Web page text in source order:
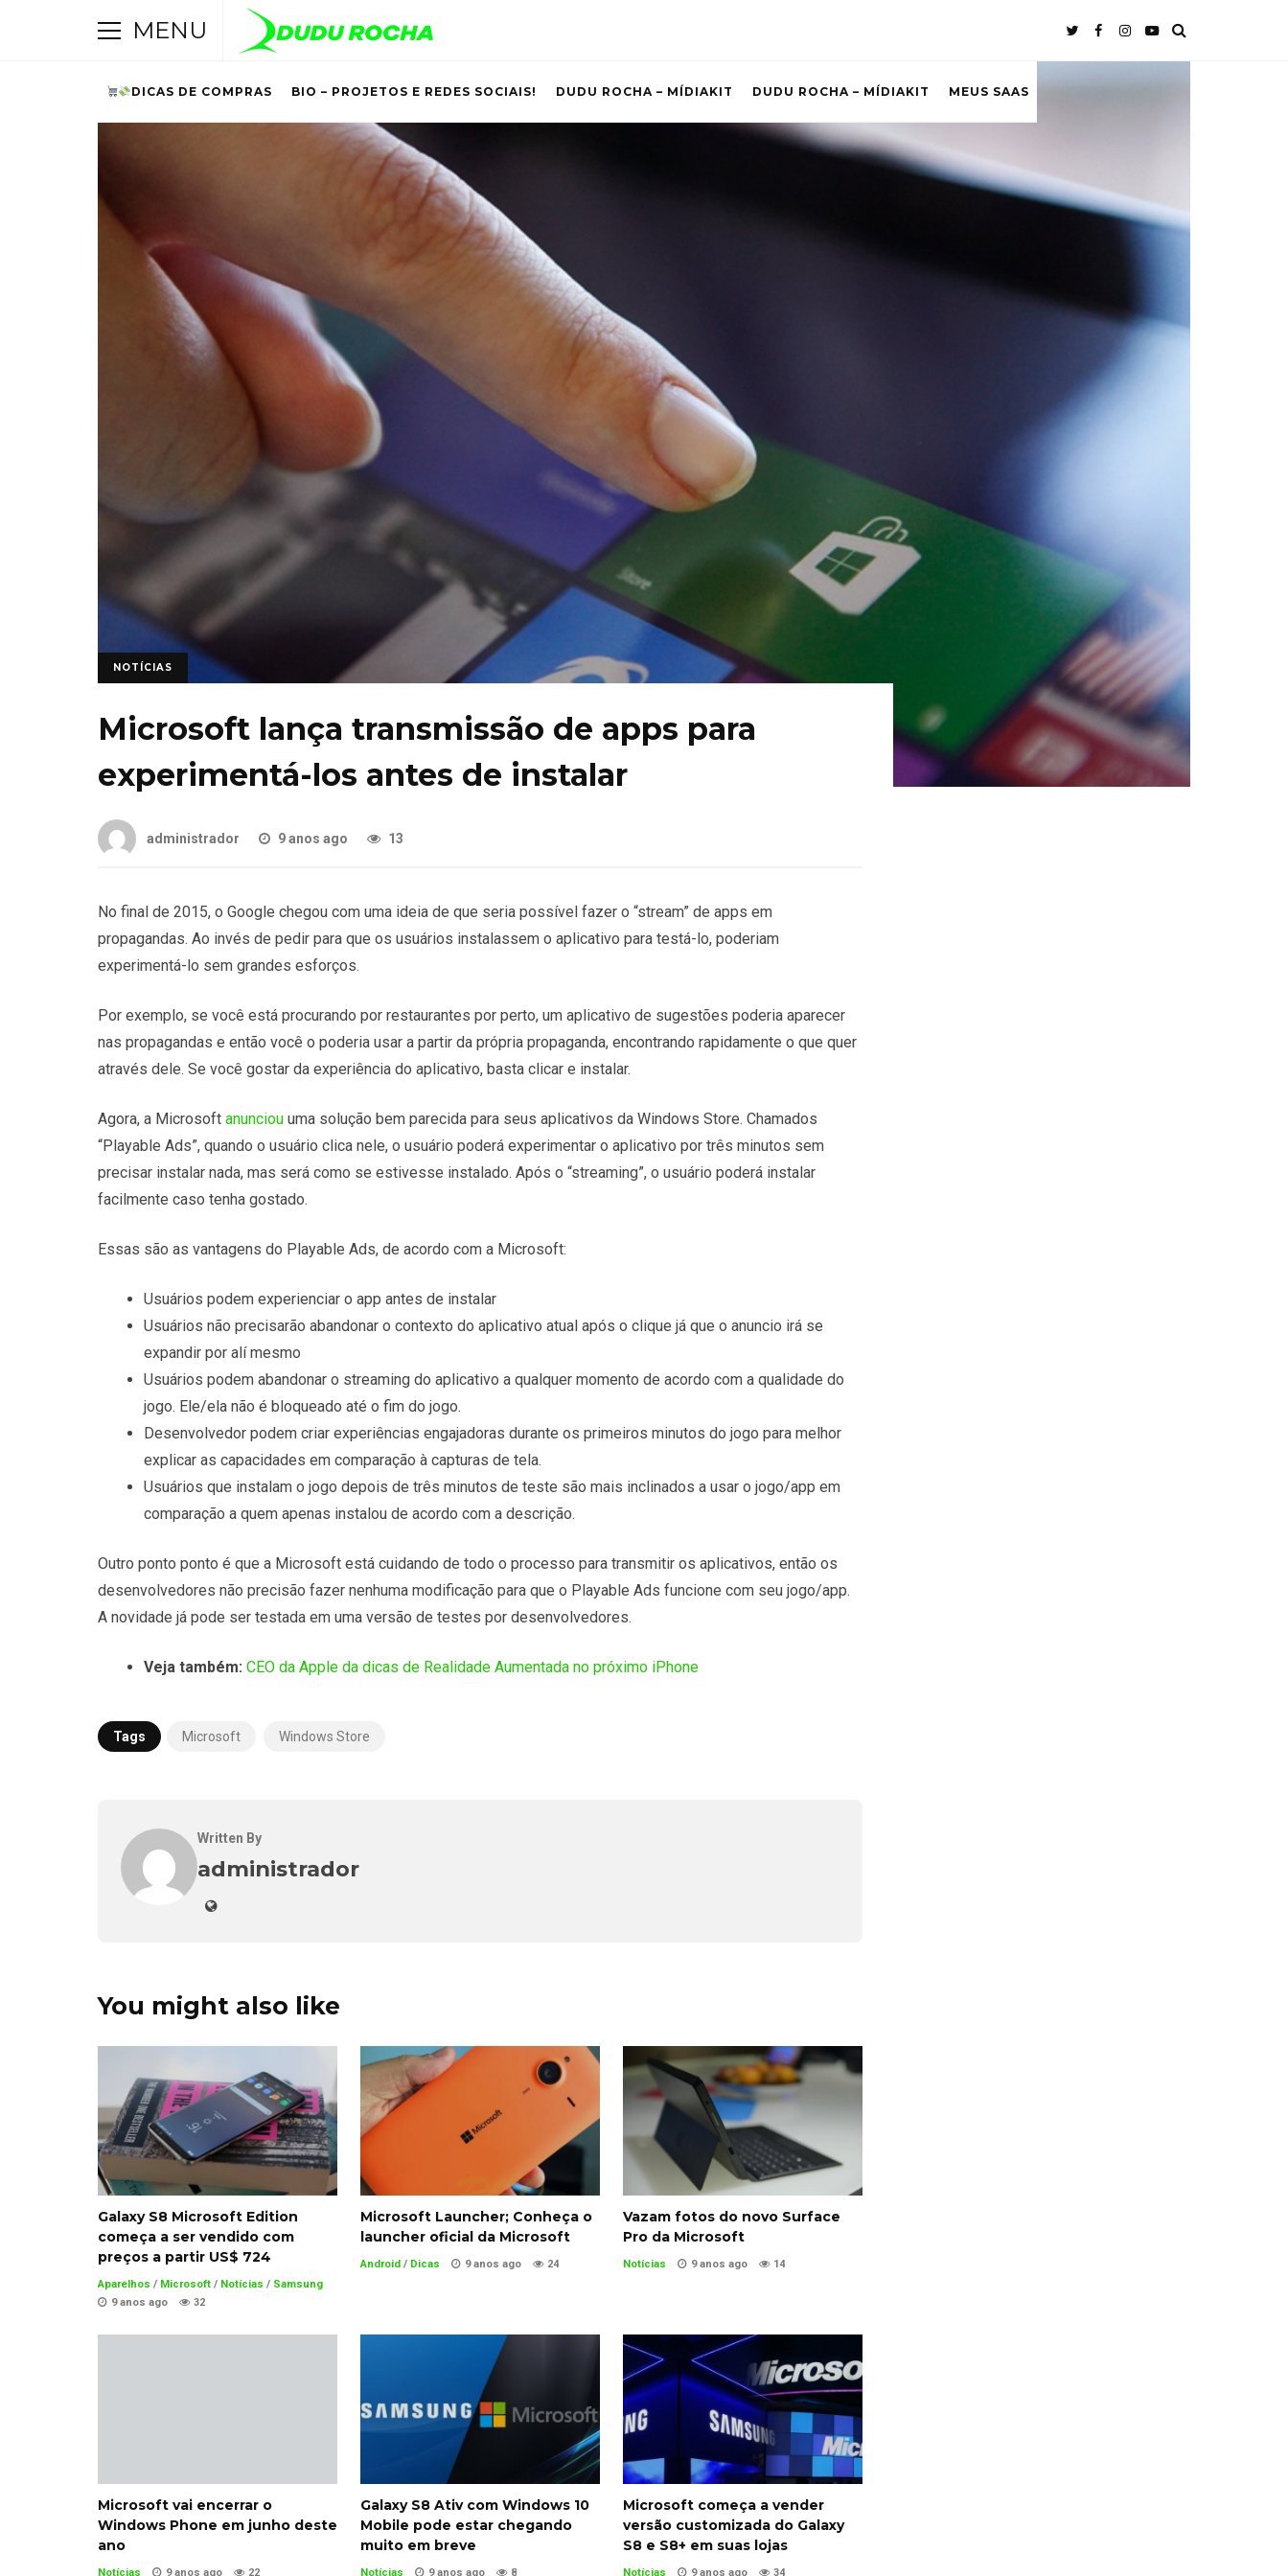
MENU
DICAS DE COMPRAS BIO – PROJETOS E REDES SOCIAIS! DUDU ROCHA – MÍDIAKIT DUDU ROCHA – MÍDIAKIT MEUS SAAS
NOTÍCIAS
Microsoft lança transmissão de apps para
experimentá-los antes de instalar
administrador 9 anos ago 13
No final de 2015, o Google chegou com uma ideia de que seria possível fazer o “stream” de apps em
propagandas. Ao invés de pedir para que os usuários instalassem o aplicativo para testá-lo, poderiam
experimentá-lo sem grandes esforços.
Por exemplo, se você está procurando por restaurantes por perto, um aplicativo de sugestões poderia aparecer
nas propagandas e então você o poderia usar a partir da própria propaganda, encontrando rapidamente o que quer
através dele. Se você gostar da experiência do aplicativo, basta clicar e instalar.
Agora, a Microsoft anunciou uma solução bem parecida para seus aplicativos da Windows Store. Chamados
“Playable Ads”, quando o usuário clica nele, o usuário poderá experimentar o aplicativo por três minutos sem
precisar instalar nada, mas será como se estivesse instalado. Após o “streaming”, o usuário poderá instalar
facilmente caso tenha gostado.
Essas são as vantagens do Playable Ads, de acordo com a Microsoft:
Usuários podem experienciar o app antes de instalar
Usuários não precisarão abandonar o contexto do aplicativo atual após o clique já que o anuncio irá se
expandir por alí mesmo
Usuários podem abandonar o streaming do aplicativo a qualquer momento de acordo com a qualidade do
jogo. Ele/ela não é bloqueado até o fim do jogo.
Desenvolvedor podem criar experiências engajadoras durante os primeiros minutos do jogo para melhor
explicar as capacidades em comparação à capturas de tela.
Usuários que instalam o jogo depois de três minutos de teste são mais inclinados a usar o jogo/app em
comparação a quem apenas instalou de acordo com a descrição.
Outro ponto ponto é que a Microsoft está cuidando de todo o processo para transmitir os aplicativos, então os
desenvolvedores não precisão fazer nenhuma modificação para que o Playable Ads funcione com seu jogo/app.
A novidade já pode ser testada em uma versão de testes por desenvolvedores.
Veja também: CEO da Apple da dicas de Realidade Aumentada no próximo iPhone
Tags Microsoft Windows Store
Written By
administrador
You might also like
Galaxy S8 Microsoft Edition
começa a ser vendido com
preços a partir US$ 724
Aparelhos / Microsoft / Notícias / Samsung
9 anos ago
32
Microsoft Launcher; Conheça o
launcher oficial da Microsoft
Android/ Dicas 9 anos ago 24
Vazam fotos do novo Surface
Pro da Microsoft
Notícias 9 anos ago 14
Microsoft vai encerrar o
Windows Phone em junho deste
ano
Notícias 9 anos ago 22
Galaxy S8 Ativ com Windows 10
Mobile pode estar chegando
muito em breve
Notícias 9 anos ago 8
Microsoft começa a vender
versão customizada do Galaxy
S8 e S8+ em suas lojas
Notícias 9 anos ago 34